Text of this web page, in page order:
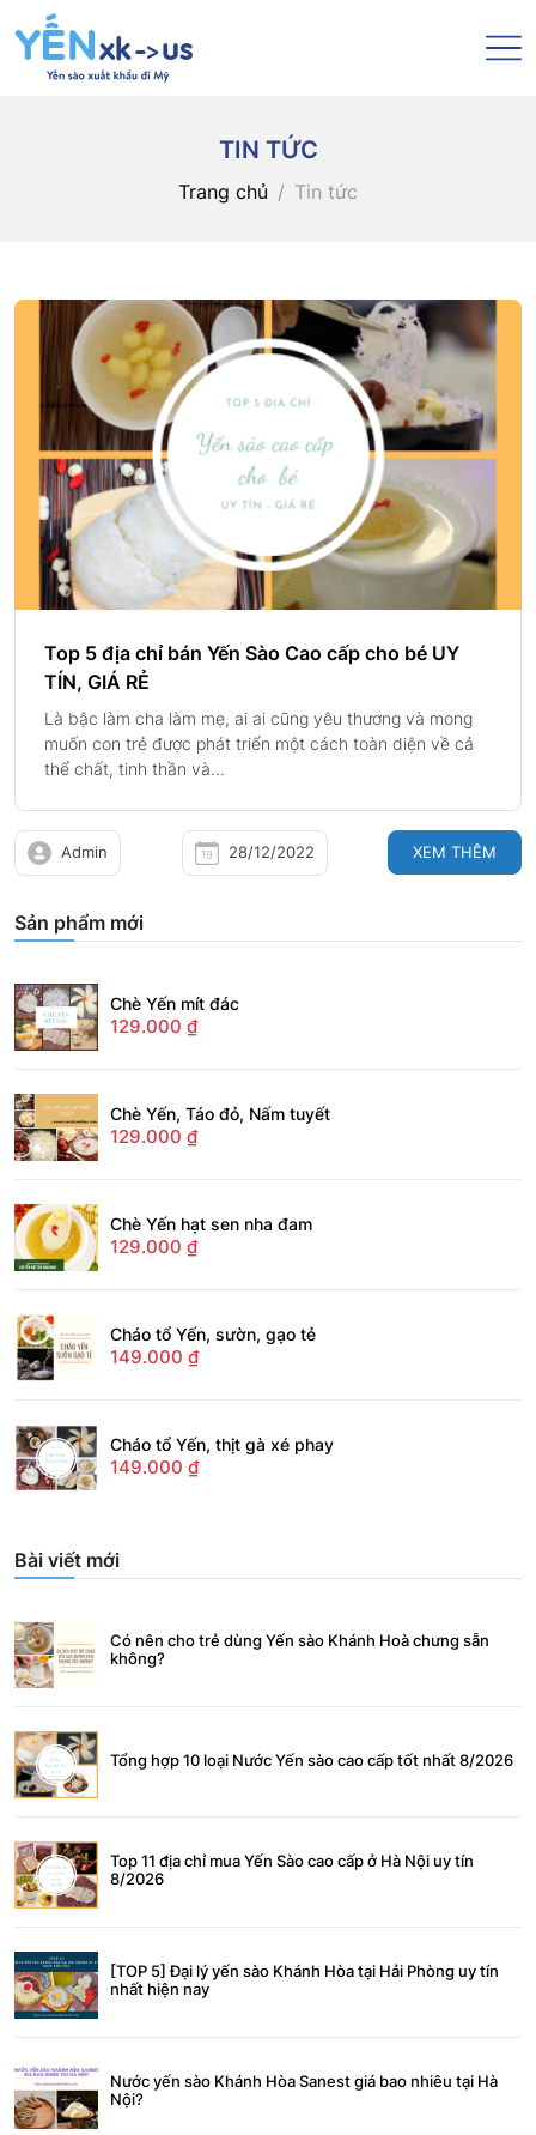
TIN TỨC
Trang chủ Tin tức
Top 5 địa chỉ bán Yến Sào Cao cấp cho bé UY
TÍN, GIÁ RẺ
Là bậc làm cha làm mẹ, ai ai cũng yêu thương và mong
muốn con trẻ được phát triển một cách toàn diện về cả
thể chất, tinh thần và...
Admin 28/12/2022 XEM THÊM
Sản phẩm mới
Chè Yến mít đác
129.000 ₫
Chè Yến, Táo đỏ, Nấm tuyết
129.000 ₫
Chè Yến hạt sen nha đam
129.000 ₫
Cháo tổ Yến, sườn, gạo tẻ
149.000 ₫
Cháo tổ Yến, thịt gà xé phay
149.000 ₫
Bài viết mới
Có nên cho trẻ dùng Yến sào Khánh Hoà chưng sẵn
không?
Tổng hợp 10 loại Nước Yến sào cao cấp tốt nhất 8/2026
Top 11 địa chỉ mua Yến Sào cao cấp ở Hà Nội uy tín
8/2026
[TOP 5] Đại lý yến sào Khánh Hòa tại Hải Phòng uy tín
nhất hiện nay
Nước yến sào Khánh Hòa Sanest giá bao nhiêu tại Hà
Nội?